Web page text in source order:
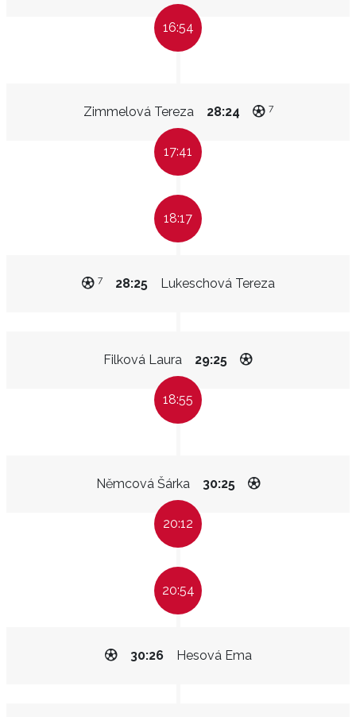
16:54
Zimmelová Tereza 28:24 7
17:41
18:17
Lukeschová Tereza
28:25
7
Filková Laura 29:25
18:55
Němcová Šárka 30:25
20:12
20:54
Hesová Ema
30:26